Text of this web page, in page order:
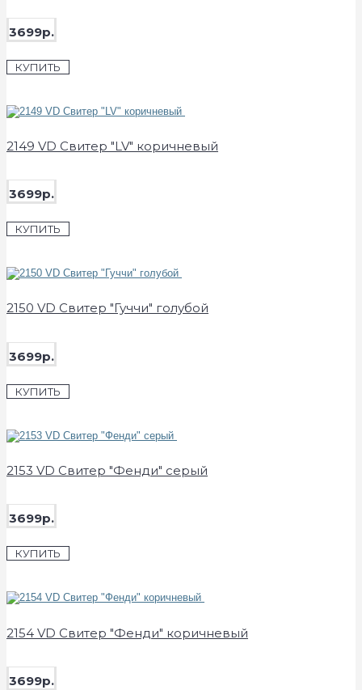
3699р.
КУПИТЬ
2149 VD Свитер "LV" коричневый
3699р.
КУПИТЬ
2150 VD Свитер "Гуччи" голубой
3699р.
КУПИТЬ
2153 VD Свитер "Фенди" серый
3699р.
КУПИТЬ
2154 VD Свитер "Фенди" коричневый
3699р.